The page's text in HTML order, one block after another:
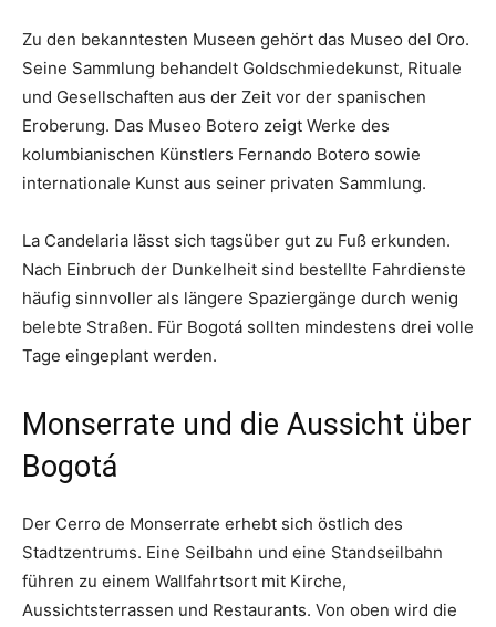
Zu den bekanntesten Museen gehört das Museo del Oro.
Seine Sammlung behandelt Goldschmiedekunst, Rituale
und Gesellschaften aus der Zeit vor der spanischen
Eroberung. Das Museo Botero zeigt Werke des
kolumbianischen Künstlers Fernando Botero sowie
internationale Kunst aus seiner privaten Sammlung.
La Candelaria lässt sich tagsüber gut zu Fuß erkunden.
Nach Einbruch der Dunkelheit sind bestellte Fahrdienste
häufig sinnvoller als längere Spaziergänge durch wenig
belebte Straßen. Für Bogotá sollten mindestens drei volle
Tage eingeplant werden.
Monserrate und die Aussicht über
Bogotá
Der Cerro de Monserrate erhebt sich östlich des
Stadtzentrums. Eine Seilbahn und eine Standseilbahn
führen zu einem Wallfahrtsort mit Kirche,
Aussichtsterrassen und Restaurants. Von oben wird die